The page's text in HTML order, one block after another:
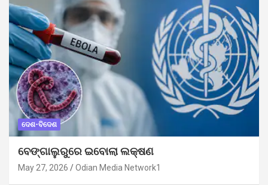
ଦେଶ-ବିଦେଶ
ବେଙ୍ଗାଲୁରୁରେ ଇବୋଲା ଲକ୍ଷଣ
May 27, 2026 Odian Media Network1